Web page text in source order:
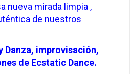
nueva mirada limpia ,
de nuestros
Danza, improvisación,
de Ecstatic Dance.